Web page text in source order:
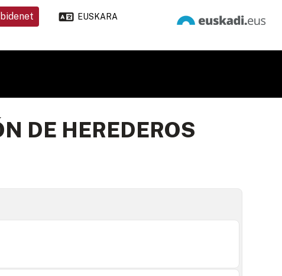
EUSKARA
DE HEREDEROS